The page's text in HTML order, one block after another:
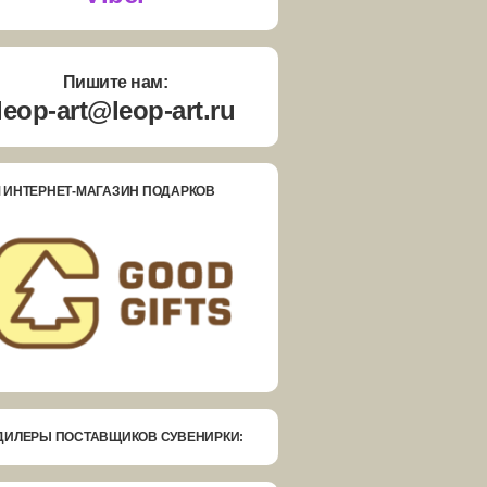
Пишите нам:
art@leop-art.ru
МАГАЗИН ПОДАРКОВ
ПОСТАВЩИКОВ СУВЕНИРКИ: